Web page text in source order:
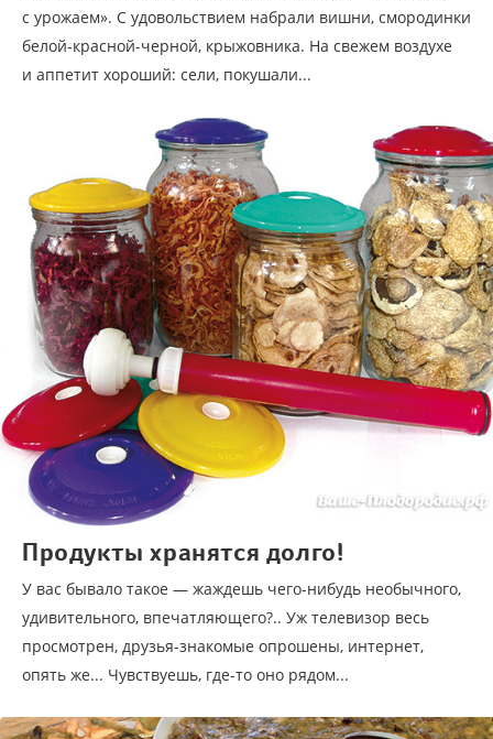
с урожаем». С удовольствием набрали вишни, смородинки
белой-красной-черной, крыжовника. На свежем воздухе
и аппетит хороший: сели, покушали...
Продукты хранятся долго!
У вас бывало такое — жаждешь чего-нибудь необычного,
удивительного, впечатляющего?.. Уж телевизор весь
просмотрен, друзья-знакомые опрошены, интернет,
опять же... Чувствуешь, где-то оно рядом...